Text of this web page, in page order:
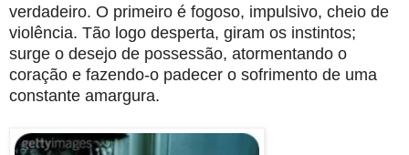
verdadeiro. O primeiro é fogoso, impulsivo, cheio de
violência. Tão logo desperta, giram os instintos;
surge o desejo de possessão, atormentando o
coração e fazendo-o padecer o sofrimento de uma
constante amargura.